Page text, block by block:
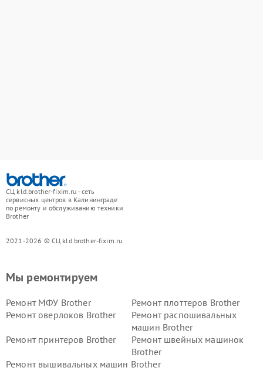
СЦ kld.brother-fixim.ru - сеть
сервисных центров в Калининграде
по ремонту и обслуживанию техники
Brother
2021-2026 © СЦ kld.brother-fixim.ru
Мы ремонтируем
Ремонт МФУ Brother
Ремонт плоттеров Brother
Ремонт оверлоков Brother
Ремонт распошивальных
машин Brother
Ремонт принтеров Brother
Ремонт швейных машинок
Brother
Ремонт вышивальных машин Brother